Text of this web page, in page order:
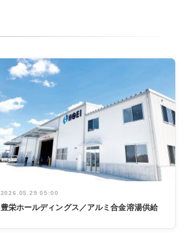
2026.05.29 05:00
豊栄ホールディングス／アルミ合金溶湯供給